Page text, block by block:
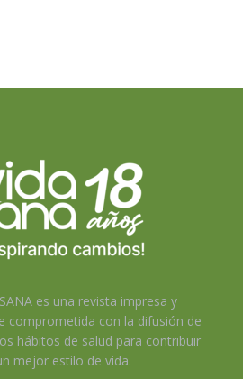
es una revista impresa y
comprometida con la difusión de
hábitos de salud para contribuir
mejor estilo de vida.